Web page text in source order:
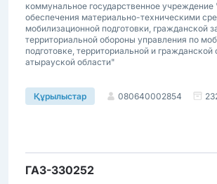
коммунальное государственное
обеспечения материально-техническими
мобилизационной подготовки, гражданской
территориальной обороны управления по
подготовке, территориальной и гражданской
атырауской области"
Құрылыстар 080640002854
ГАЗ-330252